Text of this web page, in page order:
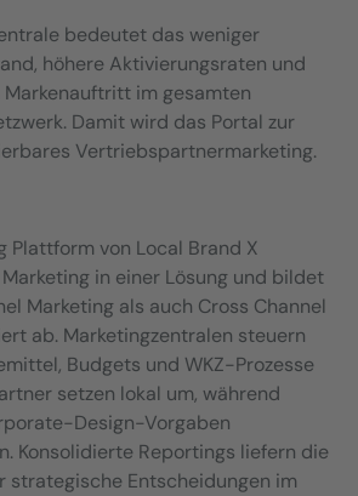
bedeutet das weniger
höhere Aktivierungsraten und
im gesamten
Damit wird das Portal zur
Vertriebspartnermarketing.
Plattform von Local Brand X
in einer Lösung und bildet
Marketing als auch Cross Channel
ab. Marketingzentralen steuern
Budgets und WKZ-Prozesse
setzen lokal um, während
Design-Vorgaben
Konsolidierte Reportings liefern die
strategische Entscheidungen im